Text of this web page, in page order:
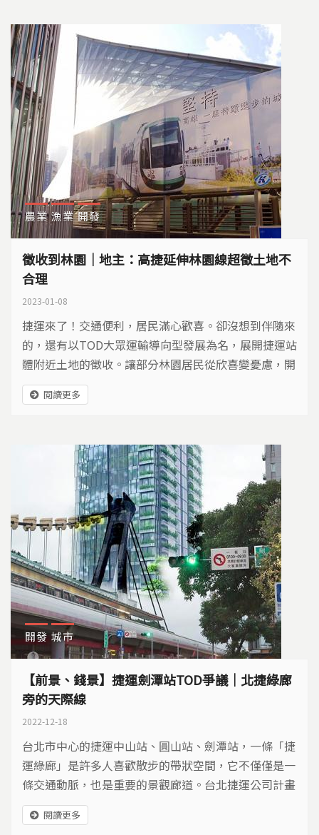
農業 漁業 開發
徵收到林園｜地主：高捷延伸林園線超徵土地不
合理
2023-01-08
捷運來了！交通便利，居民滿心歡喜。卻沒想到伴隨來
的，還有以TOD大眾運輸導向型發展為名，展開捷運站
體附近土地的徵收。讓部分林園居民從欣喜變憂慮，開
始抗爭行動。
閱讀更多
開發 城市
【前景、錢景】捷運劍潭站TOD爭議｜北捷綠廊
旁的天際線
2022-12-18
台北市中心的捷運中山站、圓山站、劍潭站，一條「捷
運綠廊」是許多人喜歡散步的帶狀空間，它不僅僅是一
條交通動脈，也是重要的景觀廊道。台北捷運公司計畫
要在中山北路和劍潭站之間的交通用地上蓋一棟18層高
的商辦大樓，將阻斷綠廊的通暢感，這是為了什麼呢？
閱讀更多